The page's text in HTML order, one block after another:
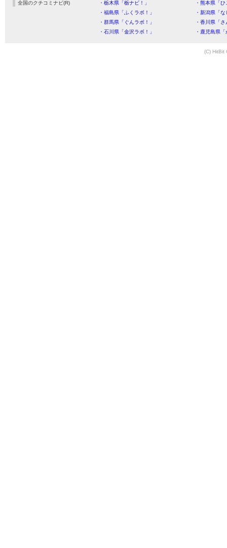
全国のクチコミナビ(R) ・栃木県「栃ナビ！」
・熊本県「
・福島県「ふくラボ！」
・新潟県「
・群馬県「ぐんラボ！」
・香川県「
・石川県「金沢ラボ！」
・鹿児島県
(C) HitBit